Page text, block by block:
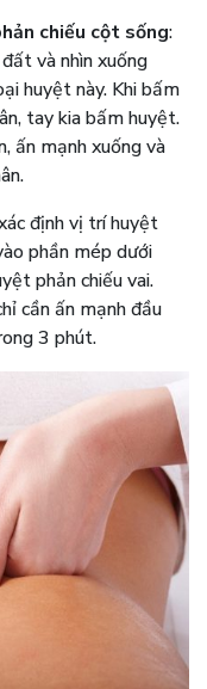
chiếu cột sống:
và nhìn xuống
huyệt này. Khi bấm
tay kia bấm huyệt.
ấn mạnh xuống và
định vị trí huyệt
phần mép dưới
phản chiếu vai.
cần ấn mạnh đầu
3 phút.